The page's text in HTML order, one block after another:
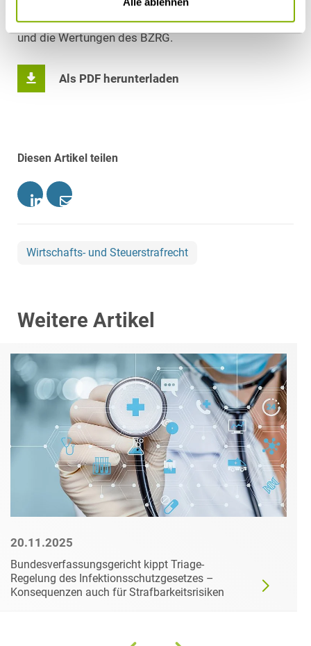
Verstoß der Staatsanwaltschaft gegen das BDSG
und die Wertungen des BZRG.
Als PDF herunterladen
Diesen Artikel teilen
Wirtschafts- und Steuerstrafrecht
Weitere Artikel
20.11.2025
Bundesverfassungsgericht kippt Triage-
Regelung des Infektionsschutzgesetzes –
Konsequenzen auch für Strafbarkeitsrisiken